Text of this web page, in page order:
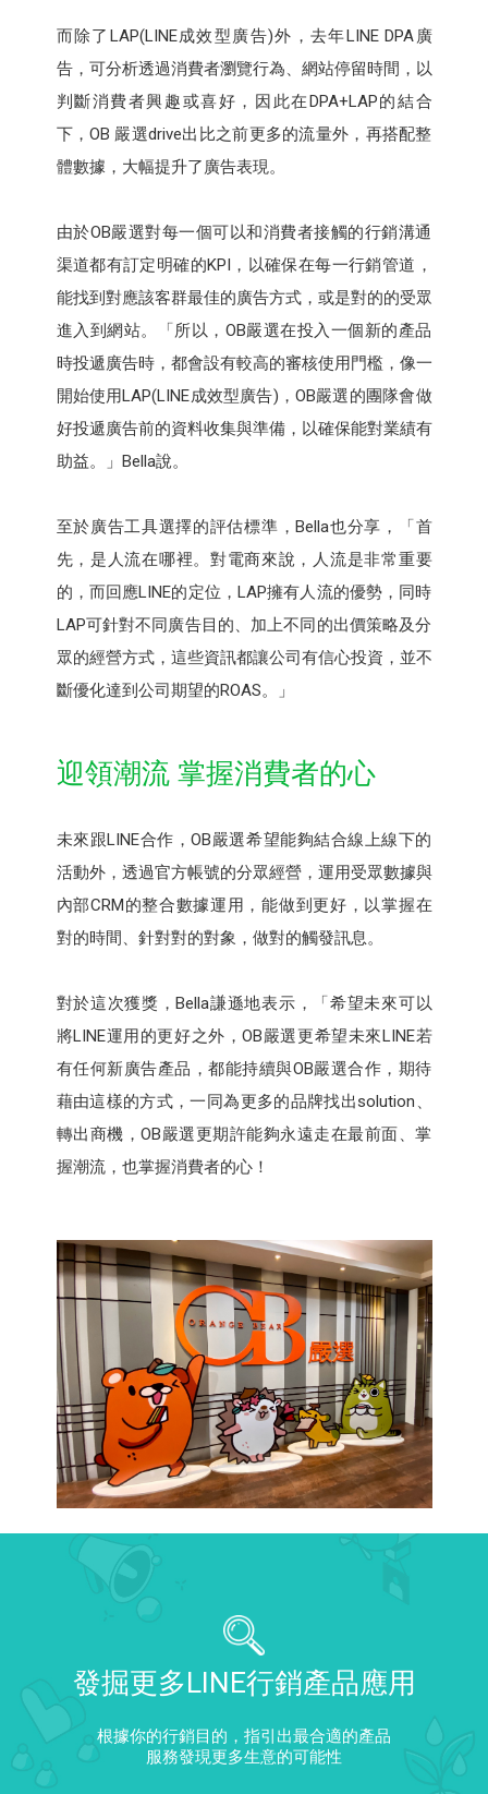
而除了LAP(LINE成效型廣告)外，去年LINE DPA廣
告，可分析透過消費者瀏覽行為、網站停留時間，以
判斷消費者興趣或喜好，因此在DPA+LAP的結合
下，OB 嚴選drive出比之前更多的流量外，再搭配整
體數據，大幅提升了廣告表現。
由於OB嚴選對每一個可以和消費者接觸的行銷溝通
渠道都有訂定明確的KPI，以確保在每一行銷管道，
能找到對應該客群最佳的廣告方式，或是對的的受眾
進入到網站。「所以，OB嚴選在投入一個新的產品
時投遞廣告時，都會設有較高的審核使用門檻，像一
開始使用LAP(LINE成效型廣告)，OB嚴選的團隊會做
好投遞廣告前的資料收集與準備，以確保能對業績有
助益。」Bella說。
至於廣告工具選擇的評估標準，Bella也分享，「首
先，是人流在哪裡。對電商來說，人流是非常重要
的，而回應LINE的定位，LAP擁有人流的優勢，同時
LAP可針對不同廣告目的、加上不同的出價策略及分
眾的經營方式，這些資訊都讓公司有信心投資，並不
斷優化達到公司期望的ROAS。」
迎領潮流 掌握消費者的心
未來跟LINE合作，OB嚴選希望能夠結合線上線下的
活動外，透過官方帳號的分眾經營，運用受眾數據與
內部CRM的整合數據運用，能做到更好，以掌握在
對的時間、針對對的對象，做對的觸發訊息。
對於這次獲獎，Bella謙遜地表示，「希望未來可以
將LINE運用的更好之外，OB嚴選更希望未來LINE若
有任何新廣告產品，都能持續與OB嚴選合作，期待
藉由這樣的方式，一同為更多的品牌找出solution、
轉出商機，OB嚴選更期許能夠永遠走在最前面、掌
握潮流，也掌握消費者的心！
發掘更多LINE行銷產品應用
根據你的行銷目的，指引出最合適的產品
服務發現更多生意的可能性